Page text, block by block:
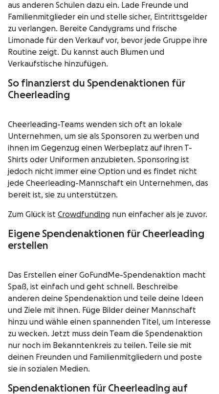
aus anderen Schulen dazu ein. Lade Freunde und
Familienmitglieder ein und stelle sicher, Eintrittsgelder
zu verlangen. Bereite Candygrams und frische
Limonade für den Verkauf vor, bevor jede Gruppe ihre
Routine zeigt. Du kannst auch Blumen und
Verkaufstische hinzufügen.
So finanzierst du Spendenaktionen für
Cheerleading
Cheerleading-Teams wenden sich oft an lokale
Unternehmen, um sie als Sponsoren zu werben und
ihnen im Gegenzug einen Werbeplatz auf ihren T-
Shirts oder Uniformen anzubieten. Sponsoring ist
jedoch nicht immer eine Option und es findet nicht
jede Cheerleading-Mannschaft ein Unternehmen, das
bereit ist, sie zu unterstützen.
Zum Glück ist Crowdfunding nun einfacher als je zuvor.
Eigene Spendenaktionen für Cheerleading
erstellen
Das Erstellen einer GoFundMe-Spendenaktion macht
Spaß, ist einfach und geht schnell. Beschreibe
anderen deine Spendenaktion und teile deine Ideen
und Ziele mit ihnen. Füge Bilder deiner Mannschaft
hinzu und wähle einen spannenden Titel, um Interesse
zu wecken. Jetzt muss dein Team die Spendenaktion
nur noch im Bekanntenkreis zu teilen. Teile sie mit
deinen Freunden und Familienmitgliedern und poste
sie in sozialen Medien.
Spendenaktionen für Cheerleading auf